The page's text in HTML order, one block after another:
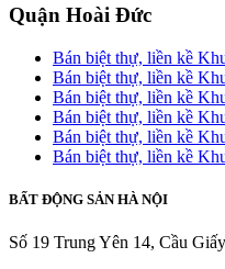
Quận Hoài Đức
Bán biệt thự, liền kề
Bán biệt thự, liền kề
Bán biệt thự, liền kề
Bán biệt thự, liền kề
Bán biệt thự, liền kề
Bán biệt thự, liền kề
BẤT ĐỘNG SẢN HÀ NỘI
Số 19 Trung Yên 14, Cầu